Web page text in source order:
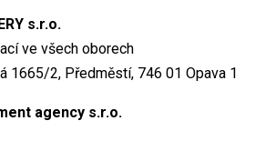
s.r.o.
ve všech oborech
1665/2, Předměstí, 746 01 Opava 1
agency s.r.o.